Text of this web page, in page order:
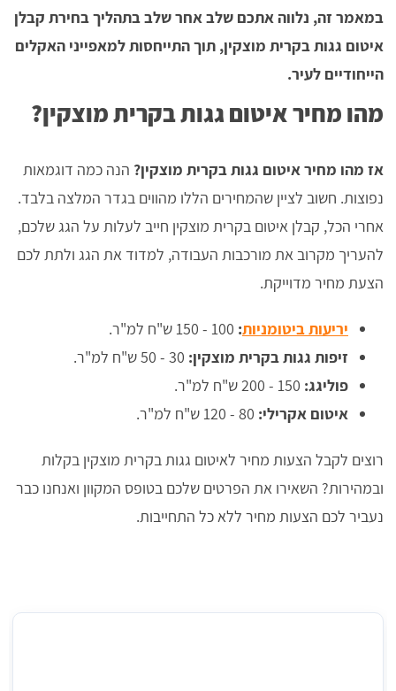
במאמר זה, נלווה אתכם שלב אחר שלב בתהליך בחירת קבלן
איטום גגות בקרית מוצקין, תוך התייחסות למאפייני האקלים
הייחודיים לעיר.
מהו מחיר איטום גגות בקרית מוצקין?
אז מהו מחיר איטום גגות בקרית מוצקין? הנה כמה דוגמאות
נפוצות. חשוב לציין שהמחירים הללו מהווים בגדר המלצה בלבד.
אחרי הכל, קבלן איטום בקרית מוצקין חייב לעלות על הגג שלכם,
להעריך מקרוב את מורכבות העבודה, למדוד את הגג ולתת לכם
הצעת מחיר מדוייקת.
יריעות ביטומניות:
זיפות גגות בקרית מוצקין:
פוליגג:
איטום אקרילי:
רוצים לקבל הצעות מחיר לאיטום גגות בקרית מוצקין בקלות
ובמהירות? השאירו את הפרטים שלכם בטופס המקוון ואנחנו כבר
נעביר לכם הצעות מחיר ללא כל התחייבות.